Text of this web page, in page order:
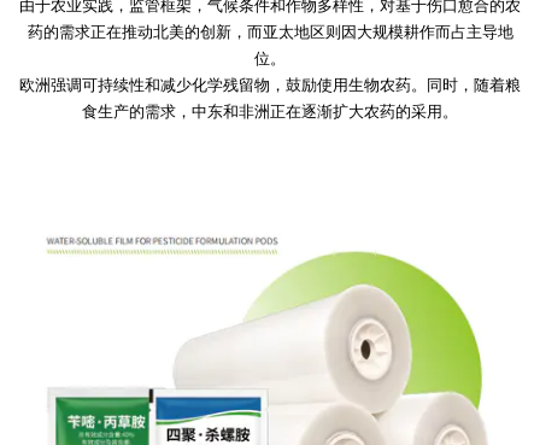
由于农业实践，监管框架，气候条件和作物多样性，对基于伤口愈合的农
药的需求正在推动北美的创新，而亚太地区则因大规模耕作而占主导地
位。
欧洲强调可持续性和减少化学残留物，鼓励使用生物农药。同时，随着粮
食生产的需求，中东和非洲正在逐渐扩大农药的采用。